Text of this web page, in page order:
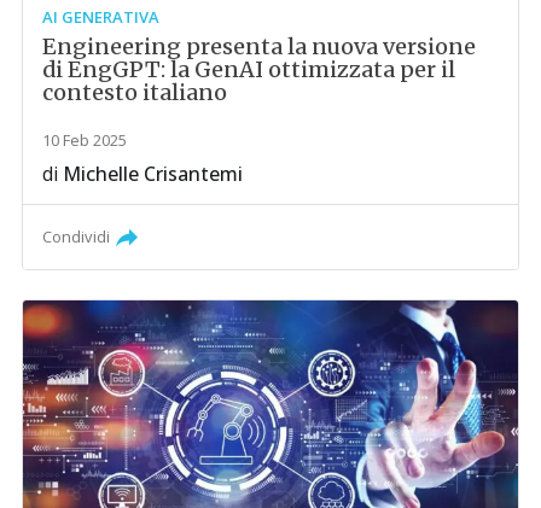
AI GENERATIVA
Engineering presenta la nuova versione
di EngGPT: la GenAI ottimizzata per il
contesto italiano
10 Feb 2025
di Michelle Crisantemi
Condividi